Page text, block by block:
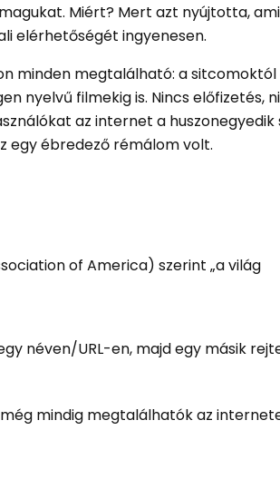
Miért? Mert azt nyújtotta,
elérhetőségét ingyenesen.
minden megtalálható: a sitcomoktól
nyelvű filmekig is. Nincs előfizetés,
az internet a huszonegyedik
egy ébredező rémálom volt.
of America) szerint „a világ
néven/URL-en, majd egy másik
mindig megtalálhatók az